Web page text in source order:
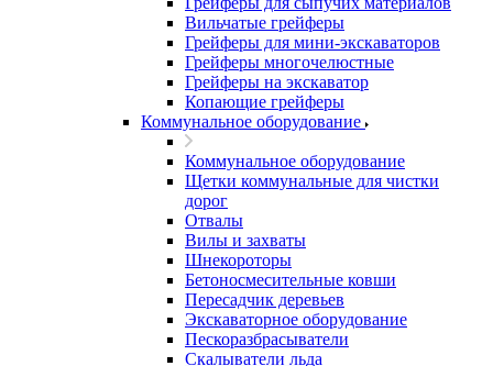
Вильчатые грейферы
Грейферы для мини-экскаваторов
Грейферы многочелюстные
Грейферы на экскаватор
Копающие грейферы
Коммунальное оборудование
Коммунальное оборудование
Щетки коммунальные для чистки
дорог
Отвалы
Вилы и захваты
Шнекороторы
Бетоносмесительные ковши
Пересадчик деревьев
Экскаваторное оборудование
Пескоразбрасыватели
Скалыватели льда